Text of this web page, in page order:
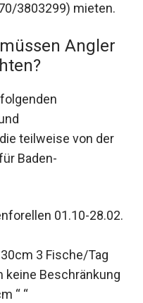
3803299) mieten.
Angler
teilweise von der
Baden-
01.10-28.02.
3 Fische/Tag
keine Beschränkung
“ “